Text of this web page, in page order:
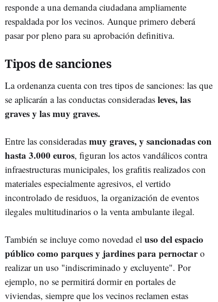
responde a una demanda ciudadana ampliamente
respaldada por los vecinos. Aunque primero deberá
pasar por pleno para su aprobación definitiva.
Tipos de sanciones
La ordenanza cuenta con tres tipos de sanciones: las que
se aplicarán a las conductas consideradas leves, las
graves y las muy graves.
Entre las consideradas muy graves, y sancionadas con
hasta 3.000 euros, figuran los actos vandálicos contra
infraestructuras municipales, los grafitis realizados con
materiales especialmente agresivos, el vertido
incontrolado de residuos, la organización de eventos
ilegales multitudinarios o la venta ambulante ilegal.
También se incluye como novedad el uso del espacio
público como parques y jardines para pernoctaro
realizar un uso "indiscriminado y excluyente". Por
ejemplo, no se permitirá dormir en portales de
viviendas, siempre que los vecinos reclamen estas